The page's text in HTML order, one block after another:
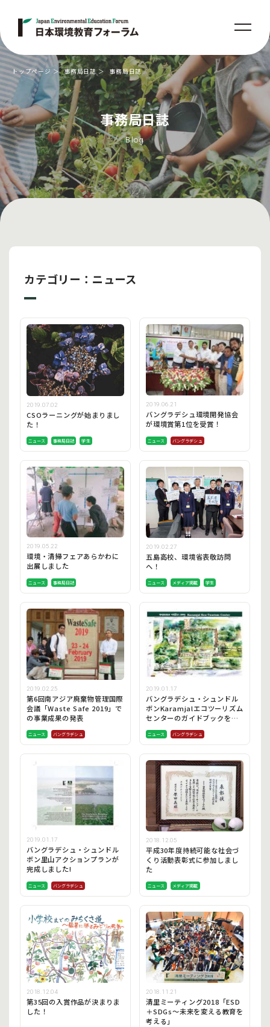
事務局日誌
Blog
トップページ 事務局日誌 事務局日誌
カテゴリー：ニュース
2019.07.02
CSOラーニングが始まりまし
た！
ニュース 事務局日誌 学生
2019.06.21
バングラデシュ環境開発協会
が環境賞第1位を受賞！
ニュース バングラデシュ
2019.05.22
環境・清掃フェアあらかわに
出展しました
ニュース 事務局日誌
2019.02.27
五島高校、環境省表敬訪問
へ！
ニュース メディア掲載 学生
2019.02.25
第6回南アジア廃棄物管理国際
会議「Waste Safe 2019」で
の事業成果の発表
ニュース バングラデシュ
2019.01.17
バングラデシュ・シュンドル
ボンKaramjalエコツーリズム
センターのガイドブックを開
ニュース バングラデシュ
2019.01.17
バングラデシュ・シュンドル
ボン里山アクションプランが
完成しました!
ニュース バングラデシュ
2018.12.05
平成30年度持続可能な社会づ
くり活動表彰式に参加しまし
た
ニュース メディア掲載
2018.12.04
第35回の入賞作品が決まりま
した！
2018.11.21
清里ミーティング2018「ESD
＋SDGs～未来を変える教育を
考える」